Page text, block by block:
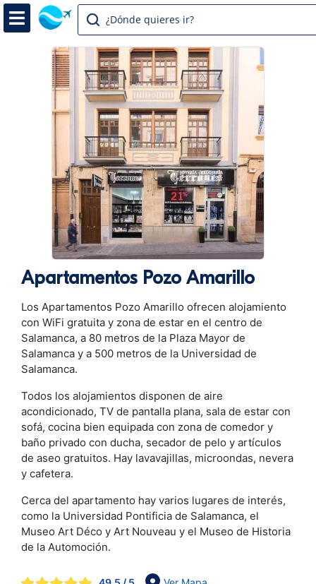
¿Dónde quieres ir?
Apartamentos Pozo Amarillo
Los Apartamentos Pozo Amarillo ofrecen alojamiento
con WiFi gratuita y zona de estar en el centro de
Salamanca, a 80 metros de la Plaza Mayor de
Salamanca y a 500 metros de la Universidad de
Salamanca.
Todos los alojamientos disponen de aire
acondicionado, TV de pantalla plana, sala de estar con
sofá, cocina bien equipada con zona de comedor y
baño privado con ducha, secador de pelo y artículos
de aseo gratuitos. Hay lavavajillas, microondas, nevera
y cafetera.
Cerca del apartamento hay varios lugares de interés,
como la Universidad Pontificia de Salamanca, el
Museo Art Déco y Art Nouveau y el Museo de Historia
de la Automoción.